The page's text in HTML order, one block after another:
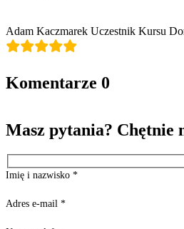
Adam Kaczmarek Uczestnik Kursu
Komentarze 0
Masz pytania? Chętnie
Imię i nazwisko *
Adres e-mail *